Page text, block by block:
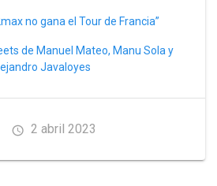
no gana el Tour de Francia”
de Manuel Mateo, Manu Sola y
Javaloyes
2 abril 2023